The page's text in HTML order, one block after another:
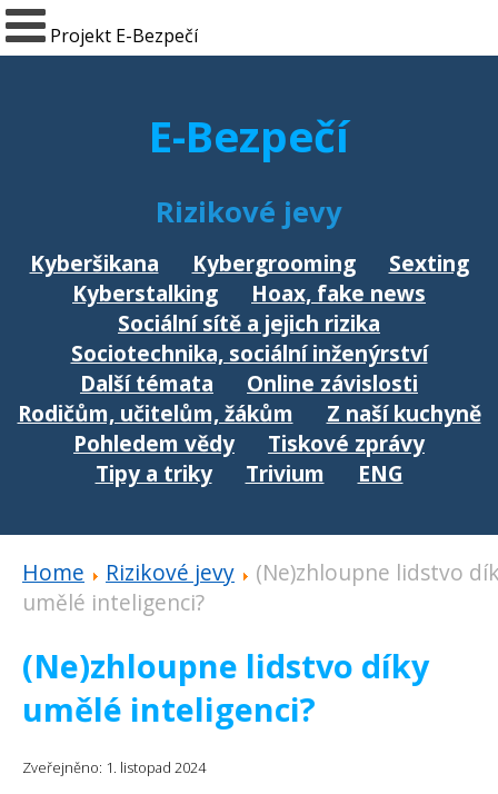
Projekt E-Bezpečí
E-Bezpečí
Rizikové jevy
Kyberšikana Kybergrooming
Sexting
Kyberstalking
Hoax, fake news
Sociální sítě a jejich rizika
Sociotechnika, sociální inženýrství
Další témata
Online závislosti
Rodičům, učitelům, žákům
Z naší kuchyně
Pohledem vědy
Tiskové zprávy
Tipy a triky
Trivium ENG
Home Rizikové jevy
(Ne)zhloupne lidstvo
umělé inteligenci?
(Ne)zhloupne lidstvo díky
umělé inteligenci?
Zveřejněno: 1. listopad 2024